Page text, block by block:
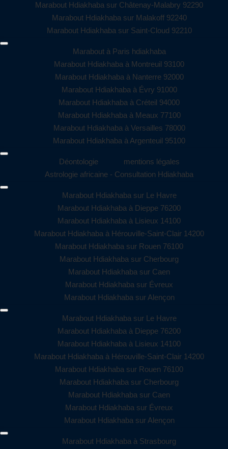
Marabout Hdiakhaba sur Châtenay-Malabry 92290
Marabout Hdiakhaba sur Malakoff 92240
Marabout Hdiakhaba sur Saint-Cloud 92210
Marabout à Paris hdiakhaba
Marabout Hdiakhaba à Montreuil 93100
Marabout Hdiakhaba à Nanterre 92000
Marabout Hdiakhaba à Évry 91000
Marabout Hdiakhaba à Créteil 94000
Marabout Hdiakhaba à Meaux 77100
Marabout Hdiakhaba à Versailles 78000
Marabout Hdiakhaba à Argenteuil 95100
Déontologie
mentions légales
Astrologie africaine - Consultation Hdiakhaba
Marabout Hdiakhaba sur Le Havre
Marabout Hdiakhaba à Dieppe 76200
Marabout Hdiakhaba à Lisieux 14100
Marabout Hdiakhaba à Hérouville-Saint-Clair 14200
Marabout Hdiakhaba sur Rouen 76100
Marabout Hdiakhaba sur Cherbourg
Marabout Hdiakhaba sur Caen
Marabout Hdiakhaba sur Évreux
Marabout Hdiakhaba sur Alençon
Marabout Hdiakhaba sur Le Havre
Marabout Hdiakhaba à Dieppe 76200
Marabout Hdiakhaba à Lisieux 14100
Marabout Hdiakhaba à Hérouville-Saint-Clair 14200
Marabout Hdiakhaba sur Rouen 76100
Marabout Hdiakhaba sur Cherbourg
Marabout Hdiakhaba sur Caen
Marabout Hdiakhaba sur Évreux
Marabout Hdiakhaba sur Alençon
Marabout Hdiakhaba à Strasbourg